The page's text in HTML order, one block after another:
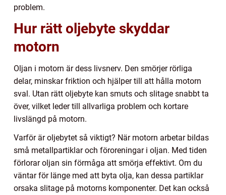
problem.
Hur rätt oljebyte skyddar
motorn
Oljan i motorn är dess livsnerv. Den smörjer rörliga
delar, minskar friktion och hjälper till att hålla motorn
sval. Utan rätt oljebyte kan smuts och slitage snabbt ta
över, vilket leder till allvarliga problem och kortare
livslängd på motorn.
Varför är oljebytet så viktigt? När motorn arbetar bildas
små metallpartiklar och föroreningar i oljan. Med tiden
förlorar oljan sin förmåga att smörja effektivt. Om du
väntar för länge med att byta olja, kan dessa partiklar
orsaka slitage på motorns komponenter. Det kan också